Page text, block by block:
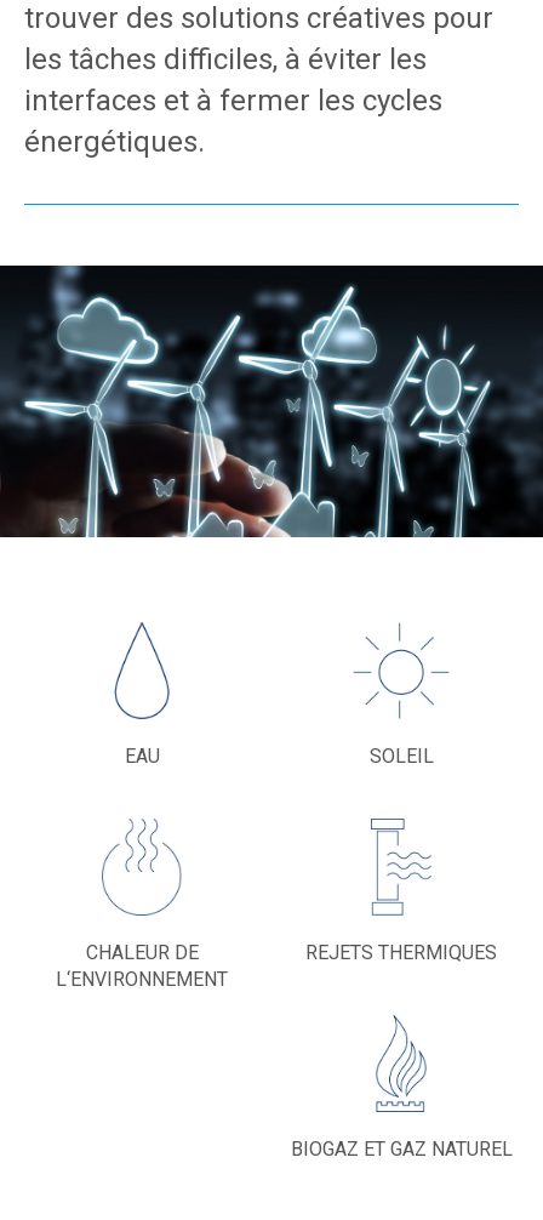
trouver des solutions créatives pour
les tâches difficiles, à éviter les
interfaces et à fermer les cycles
énergétiques.
EAU SOLEIL
CHALEUR DE
L‘ENVIRONNEMENT
REJETS THERMIQUES
BIOGAZ ET GAZ NATUREL